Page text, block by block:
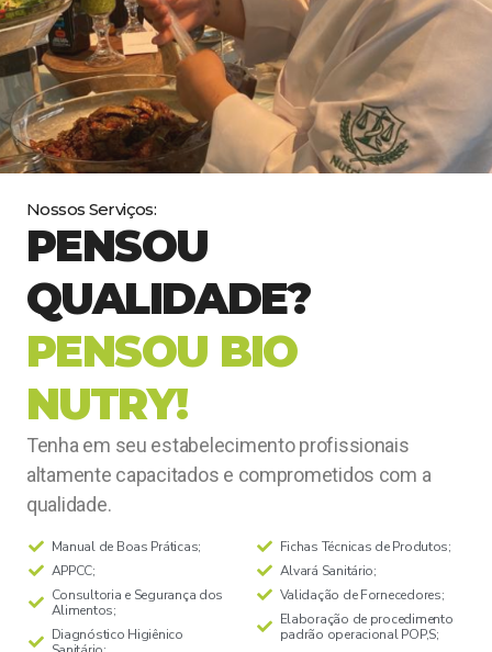
Nossos Serviços:
PENSOU
QUALIDADE?
PENSOU BIO
NUTRY!
Tenha em seu estabelecimento profissionais
altamente capacitados e comprometidos com a
qualidade.
Manual de Boas Práticas;
APPCC;
Consultoria e Segurança dos
Alimentos;
Diagnóstico Higiênico
Fichas Técnicas de Produtos;
Alvará Sanitário;
Validação de Fornecedores;
Elaboração de procedimento
padrão operacional POP,S;